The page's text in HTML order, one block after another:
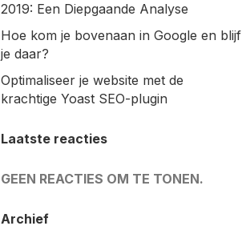
2019: Een Diepgaande Analyse
Hoe kom je bovenaan in Google en blijf
je daar?
Optimaliseer je website met de
krachtige Yoast SEO-plugin
Laatste reacties
GEEN REACTIES OM TE TONEN.
Archief